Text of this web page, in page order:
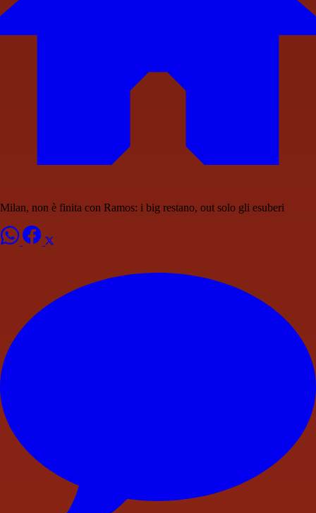
Milan, non è finita con Ramos: i big restano, out solo gli esuberi